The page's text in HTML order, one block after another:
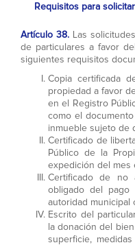
Requisitos para
Artículo 38. Las
de particulares a favor
siguientes requisitos
Copia certificada
propiedad a favor
en el Registro
como el
inmueble sujeto de
Certificado de
Público de la
expedición del mes
Certificado de no
obligado del pago
autoridad municipal
Escrito del
la donación del
superficie,